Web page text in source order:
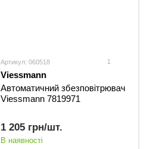
Артикул: 060518 1
Viessmann
Автоматичний збезповітрювач
Viessmann 7819971
1 205 грн/шт.
В наявності